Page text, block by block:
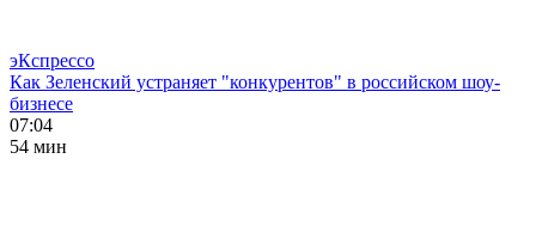
эКспрессо
Как Зеленский устраняет "конкурентов" в российском шоу-
бизнесе
07:04
54 мин